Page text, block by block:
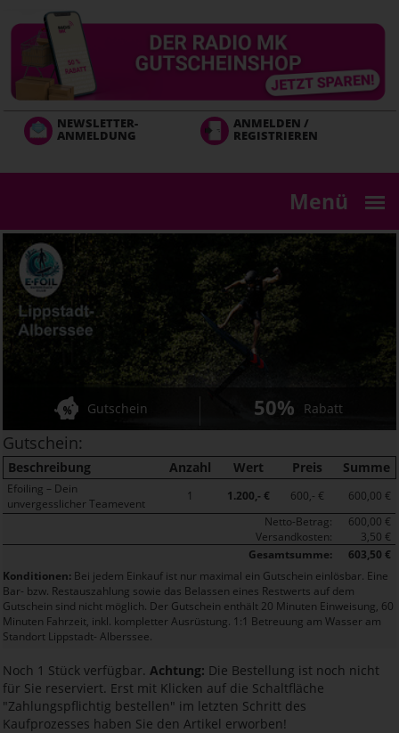
zum
Inhalt
NEWSLETTER-
ANMELDUNG
ANMELDEN /
REGISTRIEREN
Menü
Gutschein 50% Rabatt
Gutschein:
Beschreibung Anzahl Wert Preis Summe
Efoiling – Dein
unvergesslicher Teamevent
1 1.200,- € 600,- €
600,00 €
Netto-Betrag:
600,00 €
Versandkosten:
3,50 €
Gesamtsumme:
603,50 €
Konditionen: Bei jedem Einkauf ist nur maximal ein Gutschein einlösbar. Eine
Bar- bzw. Restauszahlung sowie das Belassen eines Restwerts auf dem
Gutschein sind nicht möglich. Der Gutschein enthält 20 Minuten Einweisung, 60
Minuten Fahrzeit, inkl. kompletter Ausrüstung. 1:1 Betreuung am Wasser am
Standort Lippstadt- Alberssee.
Noch 1 Stück verfügbar. Achtung: Die Bestellung ist noch nicht
für Sie reserviert. Erst mit Klicken auf die Schaltfläche
"Zahlungspflichtig bestellen" im letzten Schritt des
Kaufprozesses haben Sie den Artikel erworben!